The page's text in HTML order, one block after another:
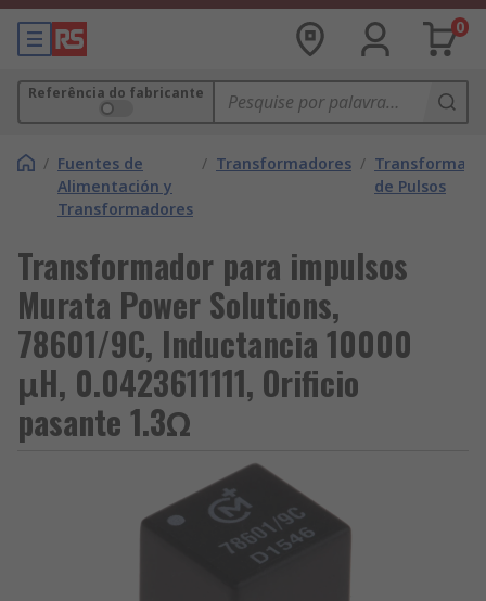
0
Referência do fabricante
/ Fuentes de
Alimentación y
Transformadores
/ Transformadores /
de Pulsos
Transformador para impulsos
Murata Power Solutions,
78601/9C, Inductancia 10000
μH, 0.0423611111, Orificio
pasante 1.3Ω